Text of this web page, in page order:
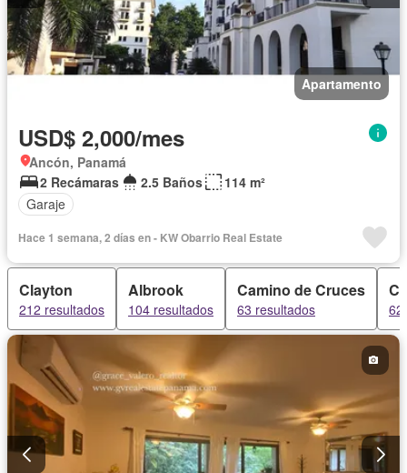
Apartamento
USD$ 2,000/mes
Ancón, Panamá
2 Recámaras
2.5 Baños
114 m²
Garaje
Hace 1 semana, 2 días en - KW Obarrio Real Estate
Clayton
212 resultados
Albrook
104 resultados
Camino de Cruces
63 resultados 62